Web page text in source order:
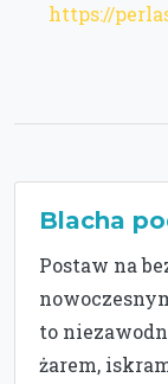
https://
Blacha
Postaw na
to
żarem,